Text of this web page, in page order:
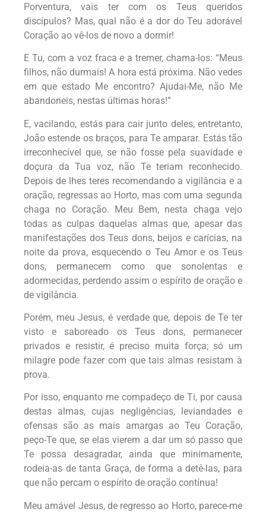
Porventura, vais ter com os Teus queridos
discípulos? Mas, qual não é a dor do Teu adorável
Coração ao vê-los de novo a dormir!
E Tu, com a voz fraca e a tremer, chama-los: “Meus
filhos, não durmais! A hora está próxima. Não vedes
em que estado Me encontro? Ajudai-Me, não Me
abandoneis, nestas últimas horas!”
E, vacilando, estás para cair junto deles, entretanto,
João estende os braços, para Te amparar. Estás tão
irreconhecível que, se não fosse pela suavidade e
doçura da Tua voz, não Te teriam reconhecido.
Depois de lhes teres recomendando a vigilância e a
oração, regressas ao Horto, mas com uma segunda
chaga no Coração. Meu Bem, nesta chaga vejo
todas as culpas daquelas almas que, apesar das
manifestações dos Teus dons, beijos e carícias, na
noite da prova, esquecendo o Teu Amor e os Teus
dons, permanecem como que sonolentas e
adormecidas, perdendo assim o espírito de oração e
de vigilância.
Porém, meu Jesus, é verdade que, depois de Te ter
visto e saboreado os Teus dons, permanecer
privados e resistir, é preciso muita força; só um
milagre pode fazer com que tais almas resistam à
prova.
Por isso, enquanto me compadeço de Ti, por causa
destas almas, cujas negligências, leviandades e
ofensas são as mais amargas ao Teu Coração,
peço-Te que, se elas vierem a dar um só passo que
Te possa desagradar, ainda que minimamente,
rodeia-as de tanta Graça, de forma a detê-las, para
que não percam o espírito de oração contínua!
Meu amável Jesus, de regresso ao Horto, parece-me